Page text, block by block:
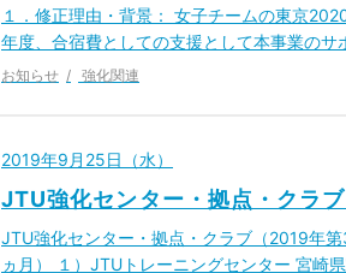
１．修正理由・背景： 女子チームの東京
年度、合宿費としての支援として本事業の
お知らせ 強化関連
2019年9月25日（水）
JTU強化センター・拠点・クラ
JTU強化センター・拠点・クラブ（2019年
ヵ月） １）JTUトレーニングセンター 宮崎